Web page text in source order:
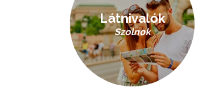
Látnivalók
Szolnok